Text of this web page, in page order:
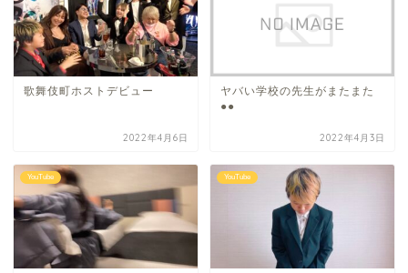
歌舞伎町ホストデビュー
2022年4月6日
ヤバい学校の先生がまたまた
●●
2022年4月3日
YouTube YouTube